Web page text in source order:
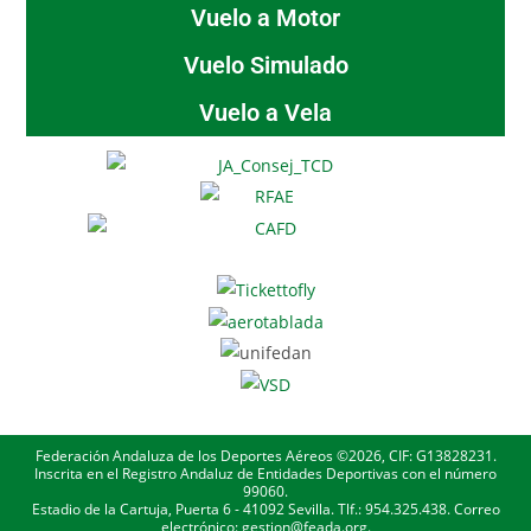
Vuelo a Motor
Vuelo Simulado
Vuelo a Vela
Federación Andaluza de los Deportes Aéreos ©2026, CIF: G13828231.
Inscrita en el Registro Andaluz de Entidades Deportivas con el número
99060.
Estadio de la Cartuja, Puerta 6 - 41092 Sevilla. Tlf.: 954.325.438. Correo
electrónico: gestion@feada.org.